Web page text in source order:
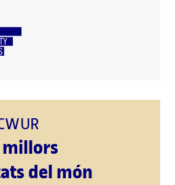
millors
del món